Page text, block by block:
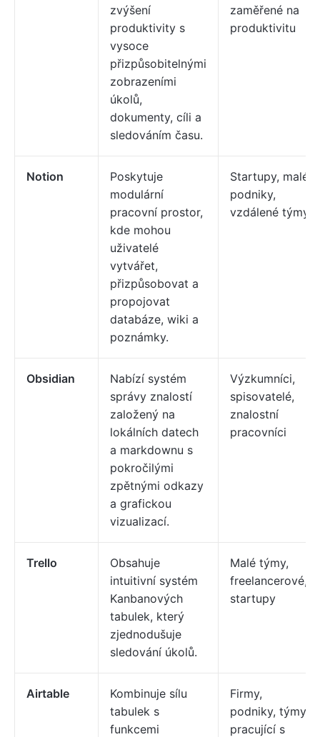
zvýšení
produktivity s
vysoce
přizpůsobitelnými
zobrazeními
úkolů,
dokumenty, cíli a
sledováním času.
zaměřené na
produktivitu
Notion
Poskytuje
modulární
pracovní prostor,
kde mohou
uživatelé
vytvářet,
přizpůsobovat a
propojovat
databáze, wiki a
poznámky.
Startupy, malé
podniky,
vzdálené týmy
Obsidian
Nabízí systém
správy znalostí
založený na
lokálních datech
a markdownu s
pokročilými
zpětnými odkazy
a grafickou
vizualizací.
Výzkumníci,
spisovatelé,
znalostní
pracovníci
Trello
Obsahuje
intuitivní systém
Kanbanových
tabulek, který
zjednodušuje
sledování úkolů.
Malé týmy,
freelancerové,
startupy
Airtable
Kombinuje sílu
tabulek s
funkcemi
Firmy,
podniky, týmy
pracující s